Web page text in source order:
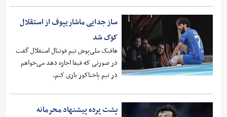
ساز جدایی ماشاریپوف از استقلال
کوک شد
هافبک ملی‌پوش تیم فوتبال استقلال گفت
در صورتی که فیفا اجازه دهد می‌خواهم
در تیم پاختاکور بازی کنم.
پشت پرده پیشنهاد محرمانه